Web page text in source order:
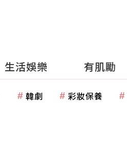
生活娛樂 有肌勵
韓劇 彩妝保養